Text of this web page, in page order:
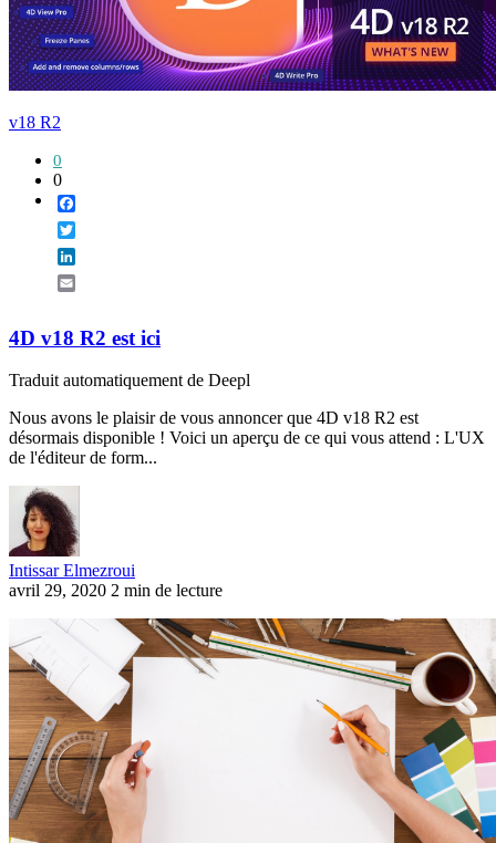
v18 R2
0
0
4D v18 R2 est ici
Traduit automatiquement de Deepl
Nous avons le plaisir de vous annoncer que 4D v18 R2 est
désormais disponible ! Voici un aperçu de ce qui vous attend : L'UX
de l'éditeur de form...
Intissar Elmezroui
avril 29, 2020 2 min de lecture